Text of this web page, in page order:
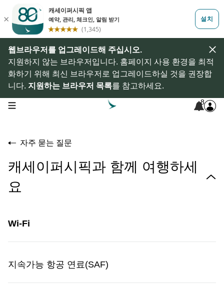
웹브라우저를 업그레이드해 주십시오.
지원하지 않는 브라우저입니다. 홈페이지 사용 환경을 최적
화하기 위해 최신 브라우저로 업그레이드하실 것을 권장합
니다. 지원하는 브라우저 목록를 참고하세요.
open navigation menu 8
자주 묻는 질문
캐세이퍼시픽과 함께 여행하세
요
Wi-Fi
지속가능 항공 연료(SAF)
기내 Wi-Fi 경험을 향상하기 위해 무엇을 할 수 있나요?